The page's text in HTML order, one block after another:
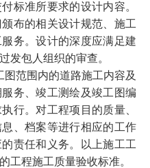
标准所要求的设计内容。
布的相关设计规范、施工
务。设计的深度应满足建
发包人组织的审查。
范围内的道路施工内容及
务、竣工测绘及竣工图编
行。对工程项目的质量、
、档案等进行相应的工作
责任和义务。以上施工工
工程施工质量验收标准。